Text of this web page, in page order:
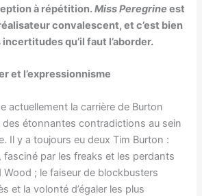
à répétition.Miss Peregrine est
convalescent, et c’est bien
incertitudes qu’il faut l’aborder.
et l’expressionnisme
actuellement la carrière de Burton
étonnantes contradictions au sein
Il y a toujours eu deux Tim Burton :
fasciné par les freaks et les perdants
Wood ; le faiseur de blockbusters
et la volonté d’égaler les plus